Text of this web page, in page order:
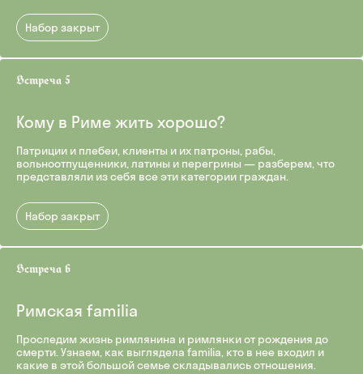
Набор закрыт
Кому в Риме жить хорошо?
Патриции и плебеи, клиенты и их патроны, рабы,
вольноотпущенники, латины и перегрины — разберем, что
представляли из себя все эти категории граждан.
Набор закрыт
Римская familia
Проследим жизнь римлянина и римлянки от рождения до
смерти. Узнаем, как выглядела familia, кто в нее входил и
какие в этой большой семье складывались отношения.